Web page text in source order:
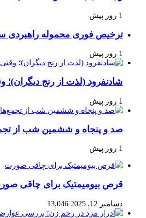
1 روز پیش
ترخیص فوری محموله راهبردی
1 روز پیش
شادنفرود (لذت از رنج دیگران)؛
1 روز پیش
صد و پنجاه‌ و ششمین شب از
1 روز پیش
قرص بیومیمتیک برای چاقی
دسامبر 12, 2025 13,046